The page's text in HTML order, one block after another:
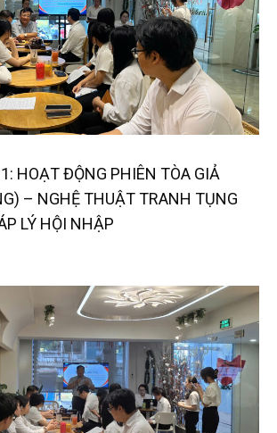
HOẠT ĐỘNG PHIÊN TÒA GIẢ
– NGHỆ THUẬT TRANH TỤNG
LÝ HỘI NHẬP